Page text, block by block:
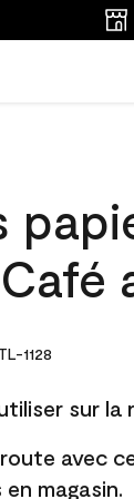
1128
sur la
avec
magasin.